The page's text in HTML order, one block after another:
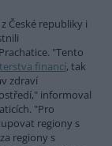
České republiky i
"Tento
financí, tak
zdraví
informoval
"Pro
regiony s
regiony s